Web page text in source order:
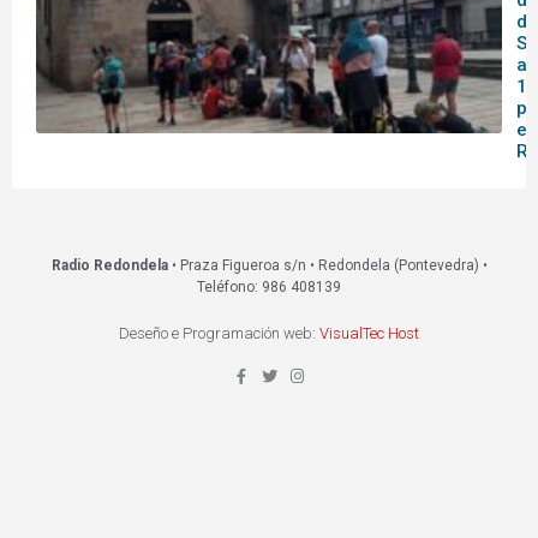
de
14
en
Radio Redondela• Praza Figueroa s/n • Redondela (Pontevedra) •
Teléfono: 986 408139
Deseño e Programación web: VisualTec Host